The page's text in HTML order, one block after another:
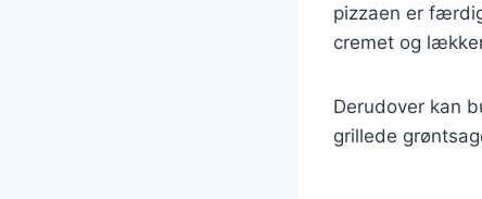
pizzaen er
cremet og
Derudover kan
grillede